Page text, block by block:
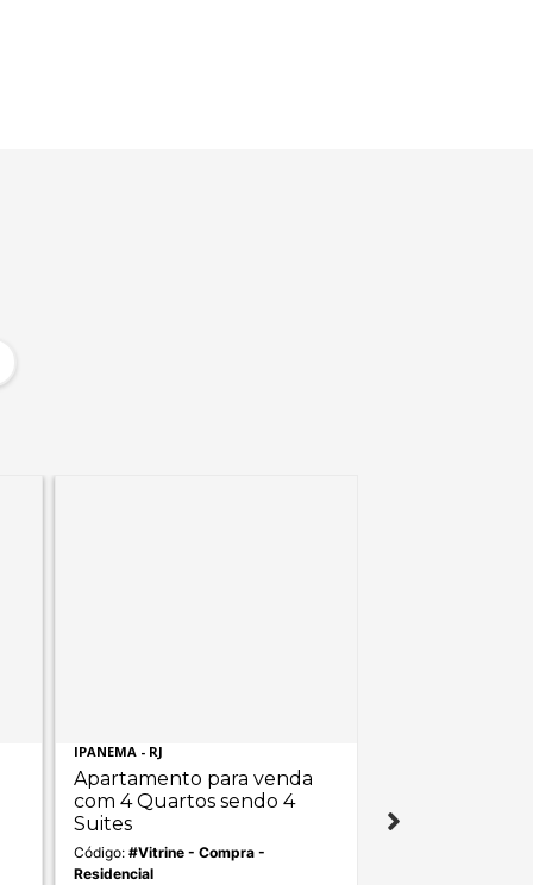
IPANEMA - RJ
Apartamento para venda
com 4 Quartos sendo 4
Suites
Código: #Vitrine - Compra -
Residencial
Suíte